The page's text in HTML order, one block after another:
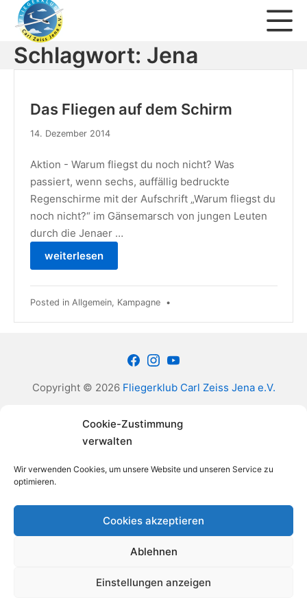
Cookie-Zustimmung
verwalten
Wir verwenden Cookies, um unsere Website und unseren Service zu
optimieren.
Cookies akzeptieren
Ablehnen
Einstellungen anzeigen
Zum
Inhalt
springen
Fliegerklub Carl Zeiss Jena
Schlagwort: Jena
Das Fliegen auf dem Schirm
14. Dezember 2014
Aktion - Warum fliegst du noch nicht? Was
passiert, wenn sechs, auffällig bedruckte
Regenschirme mit der Aufschrift „Warum fliegst du
noch nicht?“ im Gänsemarsch von jungen Leuten
durch die Jenaer …
weiterlesen
Posted in Allgemein, Kampagne•
FacebookInstagram
Youtube
Copyright © 2026 Fliegerklub Carl Zeiss Jena e.V.